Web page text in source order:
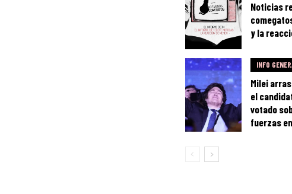
Noticias
y la
INFO
Milei
el
votado
fuerzas